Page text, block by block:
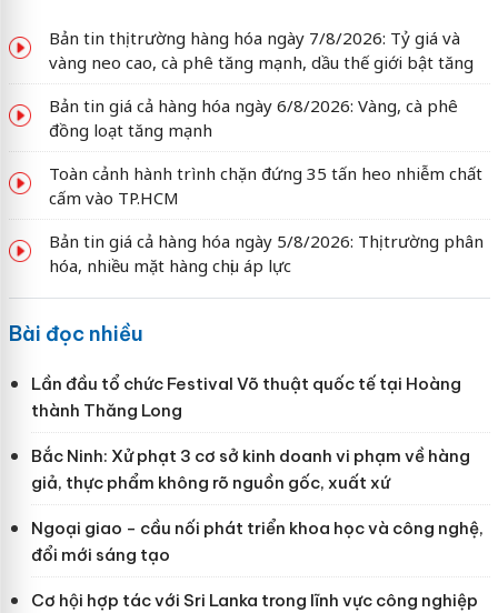
Bản tin thị trường hàng hóa ngày 7/8/2026: Tỷ giá và
vàng neo cao, cà phê tăng mạnh, dầu thế giới bật tăng
Bản tin giá cả hàng hóa ngày 6/8/2026: Vàng, cà phê
đồng loạt tăng mạnh
Toàn cảnh hành trình chặn đứng 35 tấn heo nhiễm chất
cấm vào TP.HCM
Bản tin giá cả hàng hóa ngày 5/8/2026: Thị trường phân
hóa, nhiều mặt hàng chịu áp lực
Bài đọc nhiều
Lần đầu tổ chức Festival Võ thuật quốc tế tại Hoàng
thành Thăng Long
Bắc Ninh: Xử phạt 3 cơ sở kinh doanh vi phạm về hàng
giả, thực phẩm không rõ nguồn gốc, xuất xứ
Ngoại giao - cầu nối phát triển khoa học và công nghệ,
đổi mới sáng tạo
Cơ hội hợp tác với Sri Lanka trong lĩnh vực công nghiệp